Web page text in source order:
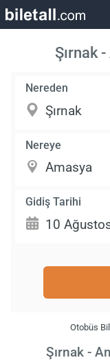
Şırnak
Nereden
Nereye
Gidiş Tarihi
Otobüs
Şırnak -